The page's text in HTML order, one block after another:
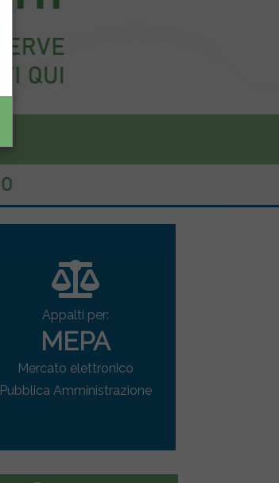
Appalti per:
MEPA
Mercato elettronico
Pubblica Amministrazione